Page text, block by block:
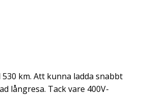
km. Att kunna ladda snabbt
långresa. Tack vare 400V-